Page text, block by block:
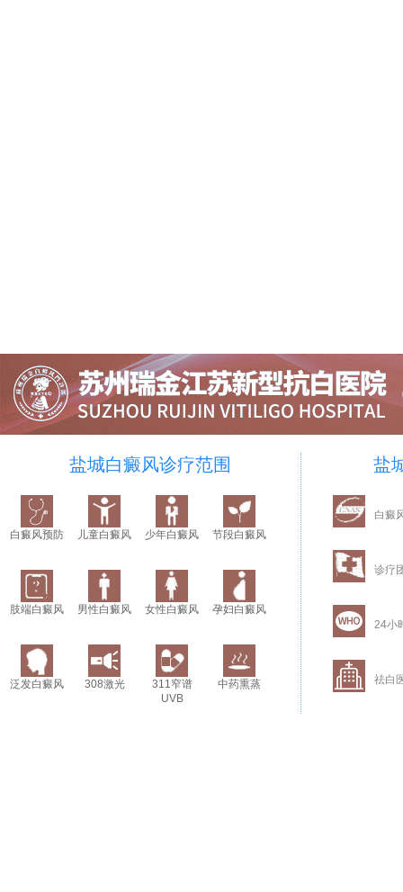
盐城白癜风诊疗范围
白癜风预防 儿童白癜风 少年白癜风 节段白癜风
肢端白癜风 男性白癜风 女性白癜风 孕妇白癜风
泛发白癜风 308激光
311窄谱
UVB
中药熏蒸
盐
白癜
诊疗
24小
祛白